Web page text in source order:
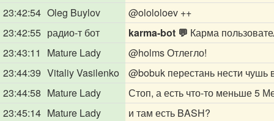
23:42:54 Oleg Buylov @olololoev ++
23:42:55 радио-т бот karma-bot 💬 Карма
23:43:11
Mature Lady @holmsОтлегло!
23:44:39 Vitaliy Vasilenko @bobuk перестань нести чушь
23:44:58 Mature Lady
Стоп, а есть что-то меньше 5
23:45:14 Mature Lady
и там есть BASH?